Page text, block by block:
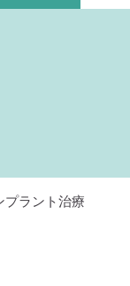
プラント治療